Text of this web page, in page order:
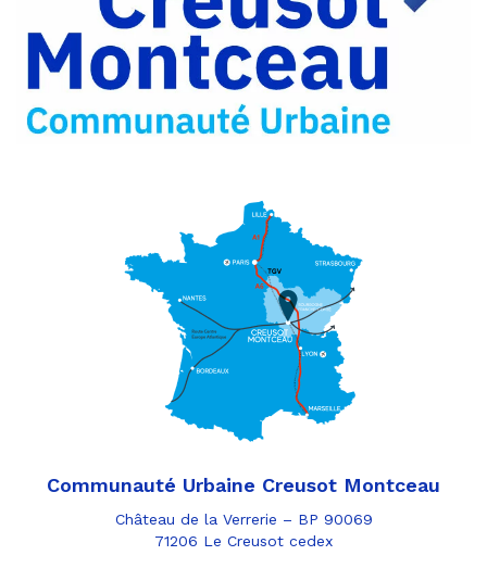
Twitter
Partager
par
e-
mail
Communauté Urbaine Creusot Montceau
Château de la Verrerie – BP 90069
71206 Le Creusot cedex